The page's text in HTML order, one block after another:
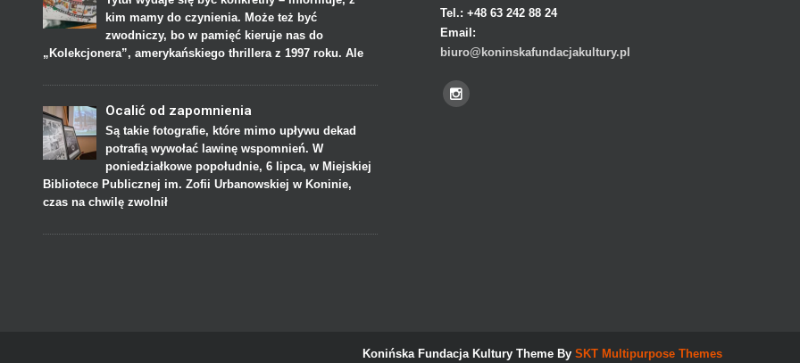
kim mamy do czynienia. Może też być
zwodniczy, bo w pamięć kieruje nas do
„Kolekcjonera”, amerykańskiego thrillera z 1997 roku. Ale
Ocalić od zapomnienia
Są takie fotografie, które mimo upływu dekad
potrafią wywołać lawinę wspomnień. W
poniedziałkowe popołudnie, 6 lipca, w Miejskiej
Bibliotece Publicznej im. Zofii Urbanowskiej w Koninie,
czas na chwilę zwolnił
Tel.: +48 63 242 88 24
Email:
biuro@koninskafundacjakultury.pl
Konińska Fundacja Kultury Theme By SKT Multipurpose Themes